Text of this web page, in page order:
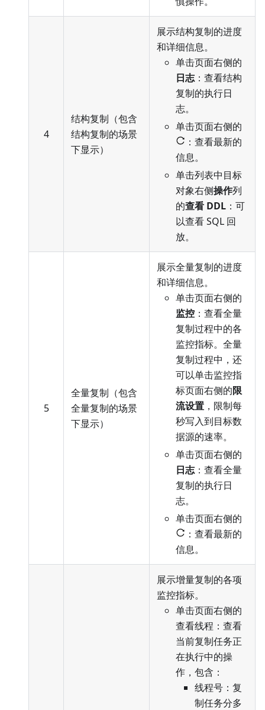
4
结构复制（包含
结构复制的场景
下显示）
展示结构复制的进度
和详细信息。
单击页面右侧的
日志：查看结构
复制的执行日
志。
单击页面右侧的
：查看最新的
信息。
单击列表中目标
对象右侧操作列
的查看 DDL ：可
以查看 SQL 回
放。
5
全量复制（包含
全量复制的场景
下显示）
展示全量复制的进度
和详细信息。
单击页面右侧的
监控 ：查看全量
复制过程中的各
监控指标。全量
复制过程中，还
可以单击监控指
标页面右侧的限
流设置 ，限制每
秒写入到目标数
据源的速率。
单击页面右侧的
日志：查看全量
复制的执行日
志。
单击页面右侧的
：查看最新的
信息。
展示增量复制的各项
监控指标。
单击页面右侧的
查看线程：查看
当前复制任务正
在执行中的操
作，包含：
线程号：复
制任务分多